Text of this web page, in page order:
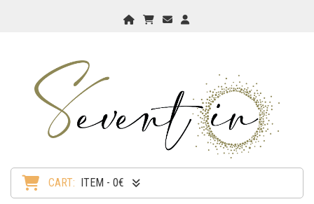
Home My CartCheckout
CART: ITEM - 0€